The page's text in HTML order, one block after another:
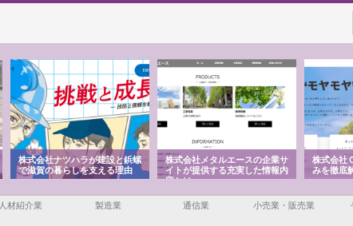
株式会社ナツハラが建設と鋲螺
で滋賀の暮らしを支える理由
株式会社メタルエースの企業サ
イトが提供する充実した情報内
容とは
株式会社
みを徹底
人材紹介業 製造業 通信業 小売業・販売業